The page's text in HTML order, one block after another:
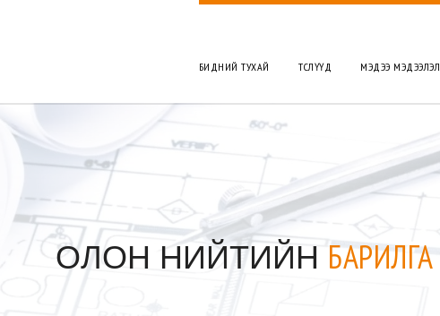
БИДНИЙ ТУХАЙ TӨСЛҮҮД МЭДЭЭ МЭДЭЭЛЭЛ
ОЛОН НИЙТИЙН БАРИЛГА